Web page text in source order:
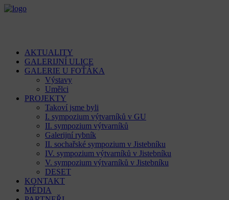
AKTUALITY
GALERIJNÍ ULICE
GALERIE U FOŤÁKA
Výstavy
Umělci
PROJEKTY
Takoví jsme byli
I. sympozium výtvarníků v GU
II. sympozium výtvarníků
Galerijní rybník
II. sochařské sympozium v Jistebníku
IV. sympozium výtvarníků v Jistebníku
V. sympozium výtvarníků v Jistebníku
DESET
KONTAKT
MÉDIA